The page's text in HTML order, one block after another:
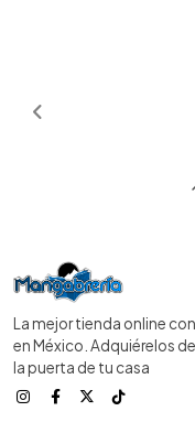
La mejor tienda online
en México. Adquiérelos
la puerta de tu casa